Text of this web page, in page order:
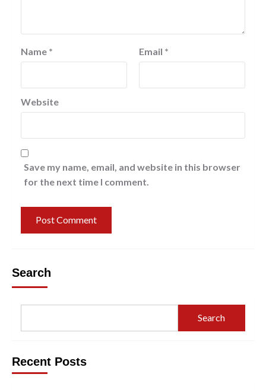
Name * Email *
Website
Save my name, email, and website in this browser
for the next time I comment.
Search
Search
Recent Posts